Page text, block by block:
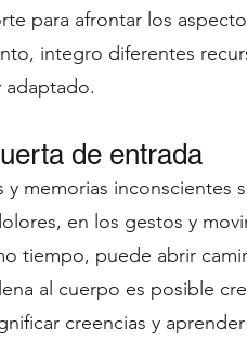
para afrontar los
integro diferentes
adaptado.
de entrada
y memorias
en los gestos y
tiempo, puede abrir
al cuerpo es posible
creencias y